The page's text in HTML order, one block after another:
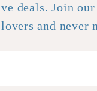
deals. Join
and never